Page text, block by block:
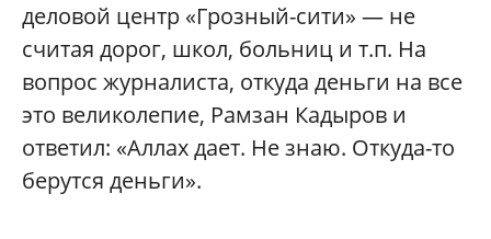
деловой центр «Грозный-сити» — не
считая дорог, школ, больниц и т.п. На
вопрос журналиста, откуда деньги на все
это великолепие, Рамзан Кадыров и
ответил: «Аллах дает. Не знаю. Откуда-то
берутся деньги».